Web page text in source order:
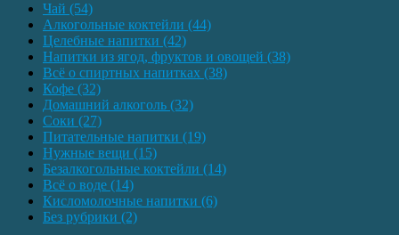
Чай (54)
Алкогольные коктейли (44)
Целебные напитки (42)
Напитки из ягод, фруктов и овощей (38)
Всё о спиртных напитках (38)
Кофе (32)
Домашний алкоголь (32)
Соки (27)
Питательные напитки (19)
Нужные вещи (15)
Безалкогольные коктейли (14)
Всё о воде (14)
Кисломолочные напитки (6)
Без рубрики (2)